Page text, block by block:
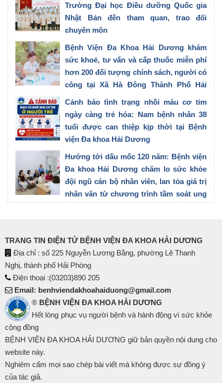
Trường Đại học Điều dưỡng Quốc gia
Nhật Bản đến tham quan, trao đổi
chuyên môn
Bệnh Viện Đa Khoa Hải Dương khám
sức khoẻ, tư vấn và cấp thuốc miễn phí
hơn 200 đối tượng chính sách, người có
công tại Xã Hà Đông Thành Phố Hải
Cảnh báo tình trạng nhồi máu cơ tim
ngày càng trẻ hóa: Nam bệnh nhân 38
tuổi được can thiệp kịp thời tại Bệnh
viện Đa khoa Hải Dương
Hướng tới dấu mốc 120 năm: Bệnh viện
Đa khoa Hải Dương chăm lo sức khỏe
đội ngũ cán bộ nhân viên, lan tỏa giá trị
nhân văn từ chương trình tầm soát ung
TRANG TIN ĐIỆN TỬ BỆNH VIỆN ĐA KHOA HẢI DƯƠNG
Địa chỉ : số 225 Nguyễn Lương Bằng, phường Lê Thanh
Nghị, thành phố Hải Phòng
Điện thoại :(03203)890 205
Email: benhviendakhoahaiduong@gmail.com
® BỆNH VIỆN ĐA KHOA HẢI DƯƠNG
Hết lòng phục vụ người bệnh và hành động vì sức khỏe
cộng đồng
BỆNH VIỆN ĐA KHOA HẢI DƯƠNG giữ bản quyền nội dung cho
website này.
Nghiêm cấm mọi sao chép bài viết mà không được sự đồng ý
của tác giả.